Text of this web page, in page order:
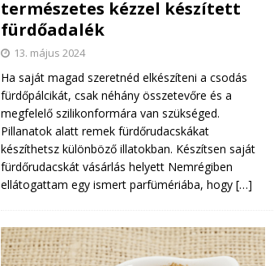
természetes kézzel készített
fürdőadalék
13. május 2024
Ha saját magad szeretnéd elkészíteni a csodás
fürdőpálcikát, csak néhány összetevőre és a
megfelelő szilikonformára van szükséged.
Pillanatok alatt remek fürdőrudacskákat
készíthetsz különböző illatokban. Készítsen saját
fürdőrudacskát vásárlás helyett Nemrégiben
ellátogattam egy ismert parfümériába, hogy […]